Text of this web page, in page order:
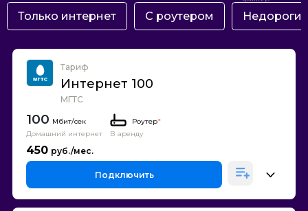
Только интернет С роутером Недорогие
Тариф
Интернет 100
МГТС
100
Домашний интернет
Роутер*
В аренду
450
Подключить